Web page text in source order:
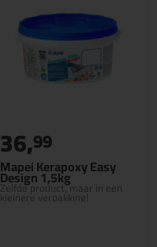
Mapei Kerapoxy Easy
Design 1,5kg
Zelfde product, maar in een
kleinere verpakking!
36,99